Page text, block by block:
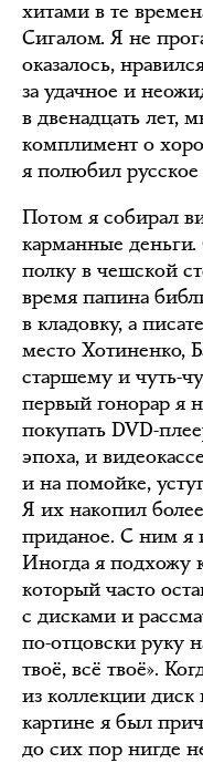
хитами в те
Сигалом. Я не
оказалось,
за удачное и
в двенадцать лет,
комплимент о
я полюбил русское
Потом я собирал
карманные
полку в чешской
время папина
в кладовку, а
место Хотиненко,
старшему и чуть-
первый гонорар я
покупать DVD-
эпоха, и
и на помойке,
Я их накопил
приданое. С ним я
Иногда я подхожу
который часто
с дисками и
по-отцовски руку
твоё, всё твоё».
из коллекции диск
картине я был
до сих пор нигде